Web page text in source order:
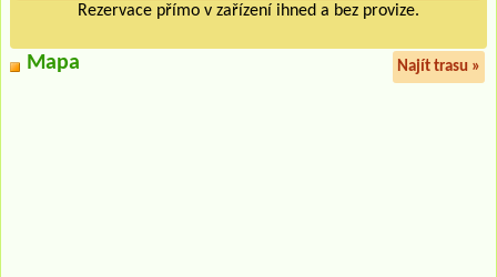
Rezervace přímo v zařízení ihned a bez provize.
Mapa Najít trasu »